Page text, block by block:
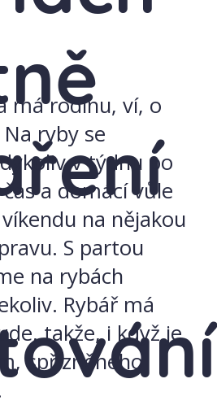
má rodinu, ví, o
ryby se
v týdnu po
a domácí vůle
na nějakou
S partou
na rybách
Rybář má
takže, i když je
spřízněného